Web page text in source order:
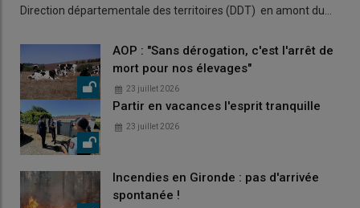
Direction départementale des territoires (DDT) en amont du…
AOP : "Sans dérogation, c'est l'arrêt de
mort pour nos élevages"
23 juillet 2026
Partir en vacances l'esprit tranquille
23 juillet 2026
Incendies en Gironde : pas d'arrivée
spontanée !